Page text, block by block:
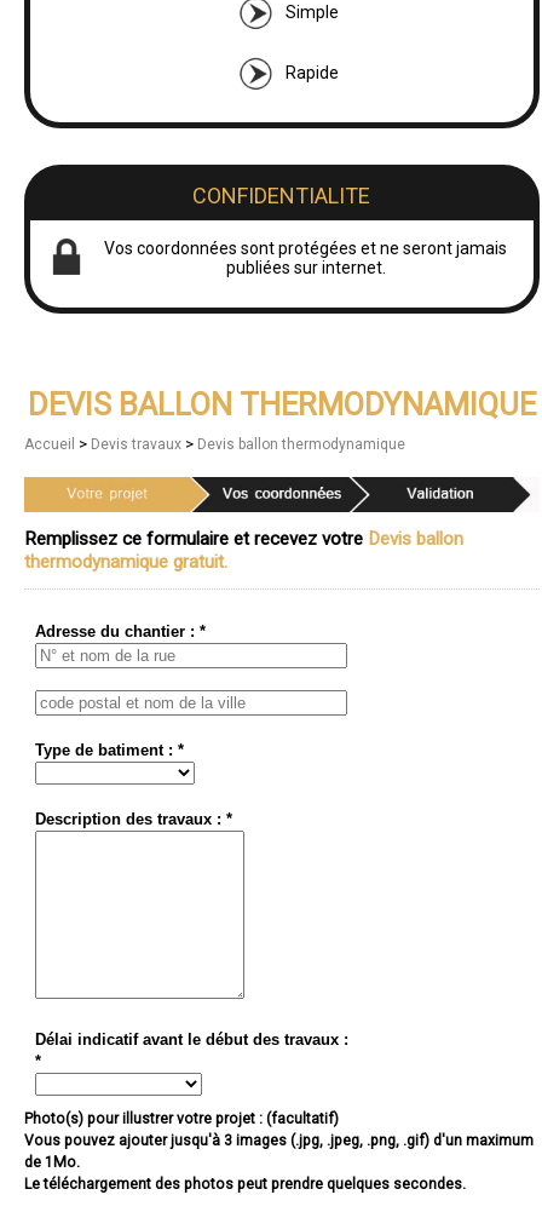
Simple
Rapide
CONFIDENTIALITE
Vos coordonnées sont protégées et ne seront jamais
publiées sur internet.
DEVIS BALLON THERMODYNAMIQUE
Accueil > Devis travaux > Devis ballon thermodynamique
Remplissez ce formulaire et recevez votre Devis ballon
thermodynamique gratuit.
Adresse du chantier : *
Type de batiment : *
Description des travaux : *
Délai indicatif avant le début des travaux :
*
Photo(s) pour illustrer votre projet : (facultatif)
Vous pouvez ajouter jusqu'à 3 images (.jpg, .jpeg, .png, .gif) d'un maximum
de 1Mo.
Le téléchargement des photos peut prendre quelques secondes.